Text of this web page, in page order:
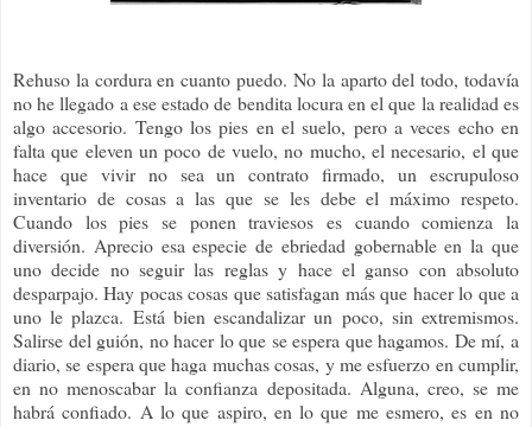
Rehuso la cordura en cuanto puedo. No la aparto del todo, todavía
no he llegado a ese estado de bendita locura en el que la realidad es
algo accesorio. Tengo los pies en el suelo, pero a veces echo en
falta que eleven un poco de vuelo, no mucho, el necesario, el que
hace que vivir no sea un contrato firmado, un escrupuloso
inventario de cosas a las que se les debe el máximo respeto.
Cuando los pies se ponen traviesos es cuando comienza la
diversión. Aprecio esa especie de ebriedad gobernable en la que
uno decide no seguir las reglas y hace el ganso con absoluto
desparpajo. Hay pocas cosas que satisfagan más que hacer lo que a
uno le plazca. Está bien escandalizar un poco, sin extremismos.
Salirse del guión, no hacer lo que se espera que hagamos. De mí, a
diario, se espera que haga muchas cosas, y me esfuerzo en cumplir,
en no menoscabar la confianza depositada. Alguna, creo, se me
habrá confiado. A lo que aspiro, en lo que me esmero, es en no